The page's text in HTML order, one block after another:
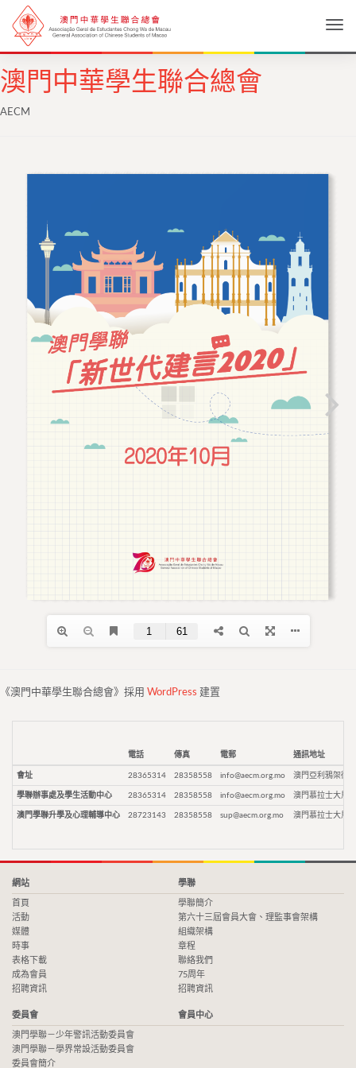
澳門中華學生聯合總會
AECM
《澳門中華學生聯合總會》採用 WordPress 建置
電話 傳真 電郵 通訊地址
會址 28365314 28358558 info@aecm.org.mo 澳門亞利鴉架街9
學聯辦事處及學生活動中心 28365314 28358558 info@aecm.org.mo 澳門慕拉士大馬
澳門學聯升學及心理輔導中心 28723143 28358558 sup@aecm.org.mo 澳門慕拉士大馬
網站
首頁
活動
媒體
時事
表格下載
成為會員
招聘資訊
學聯
學聯簡介
第六十三屆會員大會、理監事會架構
組織架構
章程
聯絡我們
75周年
招聘資訊
委員會
澳門學聯－少年警訊活動委員會
澳門學聯－學界常設活動委員會
委員會簡介
會員中心